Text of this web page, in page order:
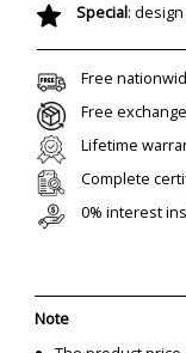
Special:
Free
Free
Lifetime
Complete
0% interest
Note